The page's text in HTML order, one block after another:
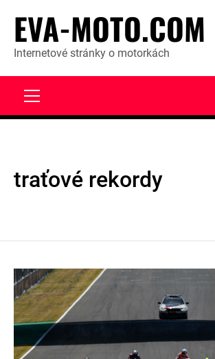
content
EVA-MOTO.COM
Internetové stránky o motorkách
traťové rekordy